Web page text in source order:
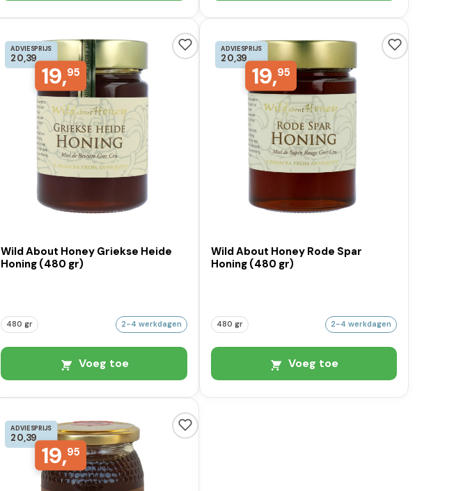
ADVIESPRIJS
20,39
19,95
Wild About Honey Griekse Heide
Honing (480 gr)
480 gr 2-4 werkdagen
Voeg toe
ADVIESPRIJS
20,39
19,95
Wild About Honey Rode Spar
Honing (480 gr)
480 gr 2-4 werkdagen
Voeg toe
ADVIESPRIJS
20,39
19,95